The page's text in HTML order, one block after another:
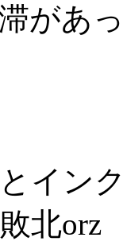
があ
イン
北orz